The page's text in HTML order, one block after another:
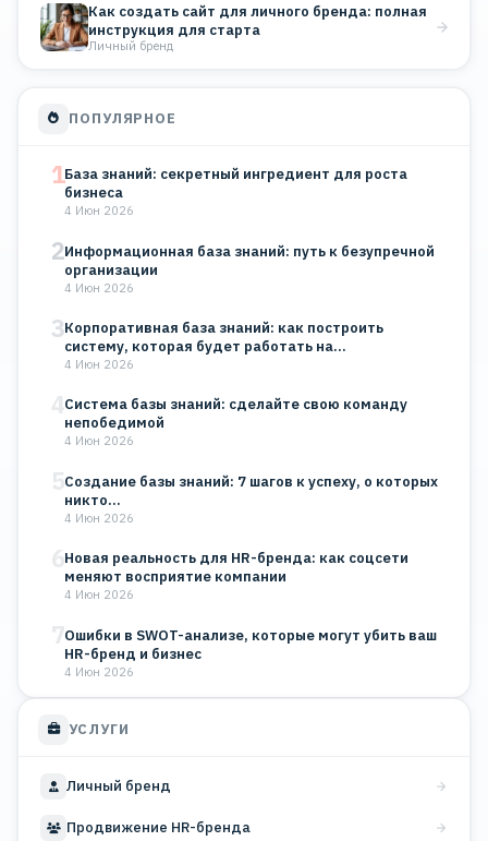
Как создать сайт для личного бренда: полная
инструкция для старта
Личный бренд
ПОПУЛЯРНОЕ
1База знаний: секретный ингредиент для роста
бизнеса
4 Июн 2026
2Информационная база знаний: путь к безупречной
организации
4 Июн 2026
3Корпоративная база знаний: как построить
систему, которая будет работать на…
4 Июн 2026
4Система базы знаний: сделайте свою команду
непобедимой
4 Июн 2026
5Создание базы знаний: 7 шагов к успеху, о которых
никто…
4 Июн 2026
6Новая реальность для HR-бренда: как соцсети
меняют восприятие компании
4 Июн 2026
7Ошибки в SWOT-анализе, которые могут убить ваш
HR-бренд и бизнес
4 Июн 2026
УСЛУГИ
Личный бренд
Продвижение HR-бренда